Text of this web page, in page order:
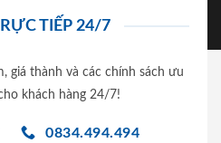
TIẾP 24/7
giá thành và các chính sách ưu
khách hàng 24/7!
0834.494.494